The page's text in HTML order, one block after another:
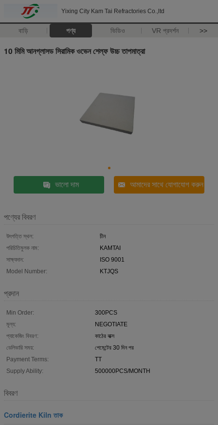
Yixing City Kam Tai Refractories Co.,ltd
বাড়ি পণ্য ভিডিও VR প্রদর্শন >>
10 মিমি আনগ্লাসড সিরামিক ওভেন শেল্ফ উচ্চ তাপমাত্রা
ভালো দাম আমাদের সাথে যোগাযোগ করুন
পণ্যের বিবরণ
উৎপত্তি স্থল:
চীন
পরিচিতিমুলক নাম:
KAMTAI
সাক্ষ্যদান:
ISO 9001
Model Number:
KTJQS
প্রদান
Min Order:
300PCS
মূল্য:
NEGOTIATE
প্যাকেজিং বিবরণ:
কাঠের বাক্স
ডেলিভারি সময়:
পেমেন্টের 30 দিন পর
Payment Terms:
TT
Supply Ability:
500000PCS/MONTH
বিবরণ
Cordierite Kiln তাক